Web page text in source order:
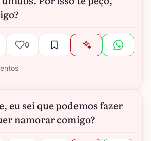
0
eu sei que podemos fazer
namorar comigo?